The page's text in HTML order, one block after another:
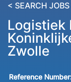
< SEARCH JOBS
Logistiek
Zwolle
Reference